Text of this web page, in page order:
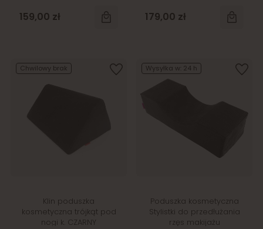
159,00 zł 179,00 zł
Chwilowy brak
Klin poduszka
kosmetyczna trójkąt pod
nogi k. CZARNY
Wysyłka w: 24 h
Poduszka kosmetyczna
Stylistki do przedłużania
rzęs makijażu